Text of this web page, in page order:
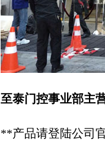
至泰门控事业部主
**产品请登陆公司